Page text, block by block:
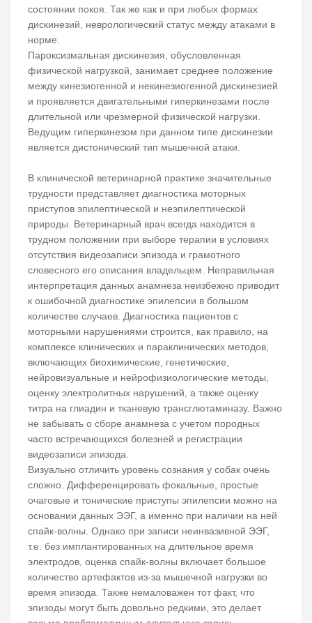
состоянии покоя. Так же как и при любых формах
дискинезий, неврологический статус между атаками в
норме.
Пароксизмальная дискинезия, обусловленная
физической нагрузкой, занимает среднее положение
между кинезиогенной и некинезиогенной дискинезией
и проявляется двигательными гиперкинезами после
длительной или чрезмерной физической нагрузки.
Ведущим гиперкинезом при данном типе дискинезии
является дистонический тип мышечной атаки.
В клинической ветеринарной практике значительные
трудности представляет диагностика моторных
приступов эпилептической и неэпилептической
природы. Ветеринарный врач всегда находится в
трудном положении при выборе терапии в условиях
отсутствия видеозаписи эпизода и грамотного
словесного его описания владельцем. Неправильная
интерпретация данных анамнеза неизбежно приводит
к ошибочной диагностике эпилепсии в большом
количестве случаев. Диагностика пациентов с
моторными нарушениями строится, как правило, на
комплексе клинических и параклинических методов,
включающих биохимические, генетические,
нейровизуальные и нейрофизиологические методы,
оценку электролитных нарушений, а также оценку
титра на глиадин и тканевую трансглютаминазу. Важно
не забывать о сборе анамнеза с учетом породных
часто встречающихся болезней и регистрации
видеозаписи эпизода.
Визуально отличить уровень сознания у собак очень
сложно. Дифференцировать фокальные, простые
очаговые и тонические приступы эпилепсии можно на
основании данных ЭЭГ, а именно при наличии на ней
спайк-волны. Однако при записи неинвазивной ЭЭГ,
т.е. без имплантированных на длительное время
электродов, оценка спайк-волны включает большое
количество артефактов из-за мышечной нагрузки во
время эпизода. Также немаловажен тот факт, что
эпизоды могут быть довольно редкими, это делает